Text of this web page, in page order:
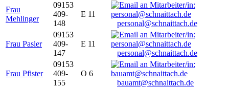
Frau
Mehlinger
09153
409-
148
E 11
personal@schnaittach.de
Frau Pasler
09153
409-
147
E 11
personal@schnaittach.de
Frau Pfister
09153
409-
155
O 6
bauamt@schnaittach.de